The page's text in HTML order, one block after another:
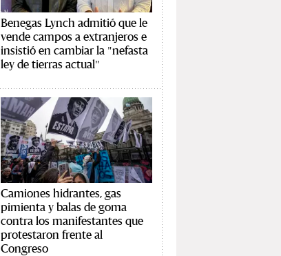
Benegas Lynch admitió que le
vende campos a extranjeros e
insistió en cambiar la "nefasta
ley de tierras actual"
Camiones hidrantes, gas
pimienta y balas de goma
contra los manifestantes que
protestaron frente al
Congreso